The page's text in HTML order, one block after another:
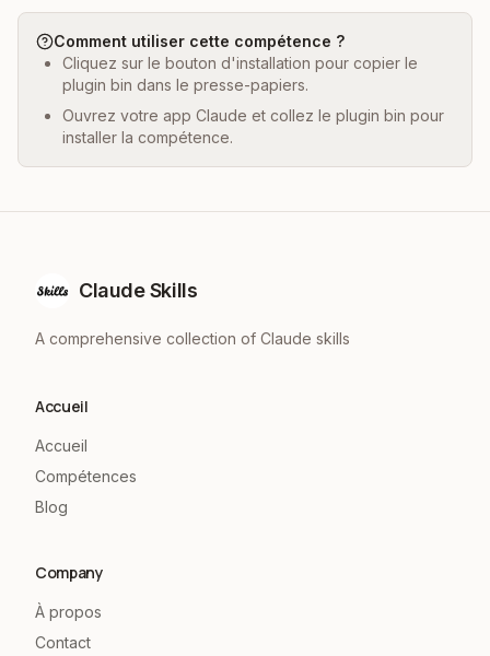
Comment utiliser cette compétence ?
Cliquez sur le bouton d'installation pour copier le
plugin bin dans le presse-papiers.
Ouvrez votre app Claude et collez le plugin bin pour
installer la compétence.
Claude Skills
A comprehensive collection of Claude skills
Accueil
Accueil
Compétences
Blog
Company
À propos
Contact